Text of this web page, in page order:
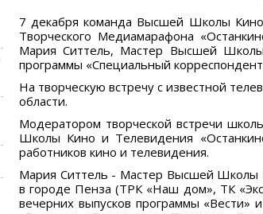
7 декабря команда Высшей Школы Кино
Творческого Медиамарафона
Мария Ситтель, Мастер Высшей
программы «Специальный
На творческую встречу с известной
области.
Модератором творческой встречи
Школы Кино и Телевидения
работников кино и телевидения.
Мария Ситтель - Мастер Высшей Школы
в городе Пенза (ТРК «Наш дом», ТК
вечерних выпусков программы